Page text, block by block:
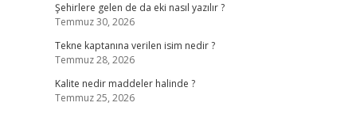
Şehirlere gelen de da eki nasıl yazılır ?
Temmuz 30, 2026
Tekne kaptanına verilen isim nedir ?
Temmuz 28, 2026
Kalite nedir maddeler halinde ?
Temmuz 25, 2026